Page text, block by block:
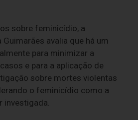
sobre feminicídio, a
avalia que há um
para minimizar a
e para a aplicação de
sobre mortes violentas
o feminicídio como a
investigada.